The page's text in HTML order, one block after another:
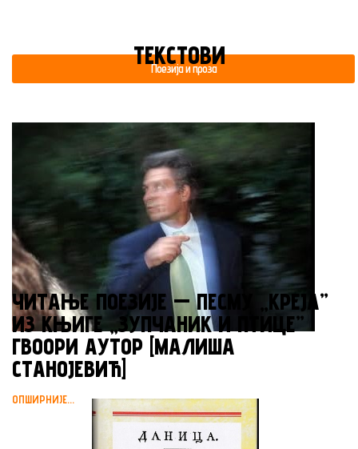
ТЕКСТОВИ
Поезија и проза
ЧИТАЊЕ ПОЕЗИЈЕ — ПЕСМУ „КРЕЈА”
ИЗ КЊИГЕ „ЗУПЧАНИК И ПТИЦЕ”
ГВООРИ АУТОР [МАЛИША
СТАНОЈЕВИЋ]
ОПШИРНИЈЕ...